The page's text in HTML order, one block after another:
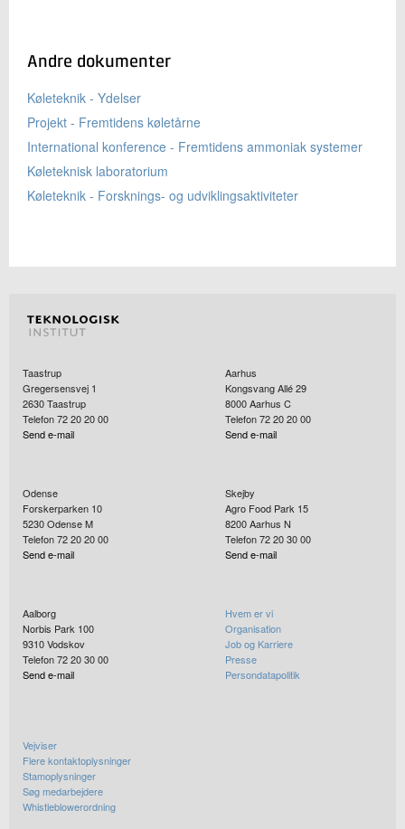
Andre dokumenter
Køleteknik - Ydelser
Projekt - Fremtidens køletårne
International konference - Fremtidens ammoniak systemer
Køleteknisk laboratorium
Køleteknik - Forsknings- og udviklingsaktiviteter
Taastrup
Gregersensvej 1
2630Taastrup
Telefon 72 20 20 00
Send e-mail
Aarhus
Kongsvang Allé 29
8000Aarhus C
Telefon 72 20 20 00
Send e-mail
Odense
Forskerparken 10
5230Odense M
Telefon 72 20 20 00
Send e-mail
Skejby
Agro Food Park 15
8200Aarhus N
Telefon 72 20 30 00
Send e-mail
Aalborg
Norbis Park 100
9310Vodskov
Telefon 72 20 30 00
Send e-mail
Hvem er vi
Organisation
Job og Karriere
Presse
Persondatapolitik
Vejviser
Flere kontaktoplysninger
Stamoplysninger
Søg medarbejdere
Whistleblowerordning